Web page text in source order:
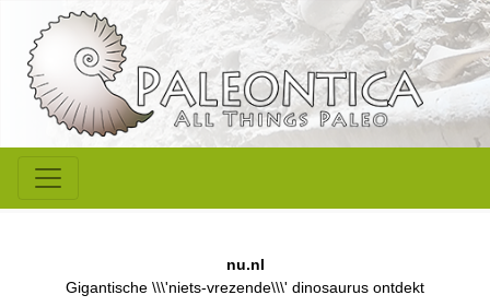
nu.nl
Gigantische \\\'niets-vrezende\\\' dinosaurus ontdekt